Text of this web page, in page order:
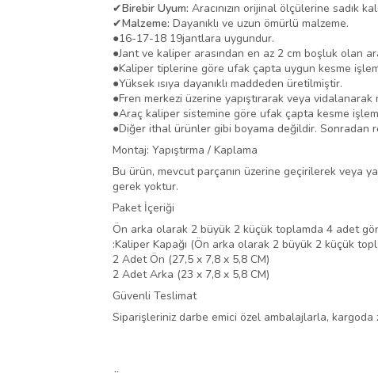
✔Birebir Uyum: Aracınızın orijinal ölçülerine sadık
✔Malzeme: Dayanıklı ve uzun ömürlü malzeme.
●16-17-18 19jantlara uygundur.
●Jant ve kaliper arasından en az 2 cm boşluk olan
●Kaliper tiplerine göre ufak çapta uygun kesme
●Yüksek ısıya dayanıklı maddeden üretilmiştir.
●Fren merkezi üzerine yapıştırarak veya
●Araç kaliper sistemine göre ufak çapta kesme
●Diğer ithal ürünler gibi boyama değildir. Sonradan
Montaj: Yapıştırma / Kaplama
Bu ürün, mevcut parçanın üzerine geçirilerek veya
gerek yoktur.
Paket İçeriği
Ön arka olarak 2 büyük 2 küçük toplamda 4 adet
:Kaliper Kapağı (Ön arka olarak 2 büyük 2 küçük
2 Adet Ön (27,5 x 7,8 x 5,8 CM)
2 Adet Arka (23 x 7,8 x 5,8 CM)
Güvenli Teslimat
Siparişleriniz darbe emici özel ambalajlarla, kargoda